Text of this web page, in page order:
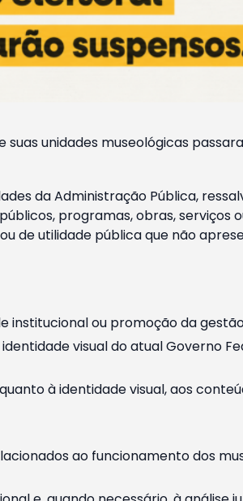
suas unidades museológicas
da Administração Pública,
programas, obras, serviços
de utilidade pública que não
institucional ou promoção da
visual do atual Governo
à identidade visual, aos
ao funcionamento dos